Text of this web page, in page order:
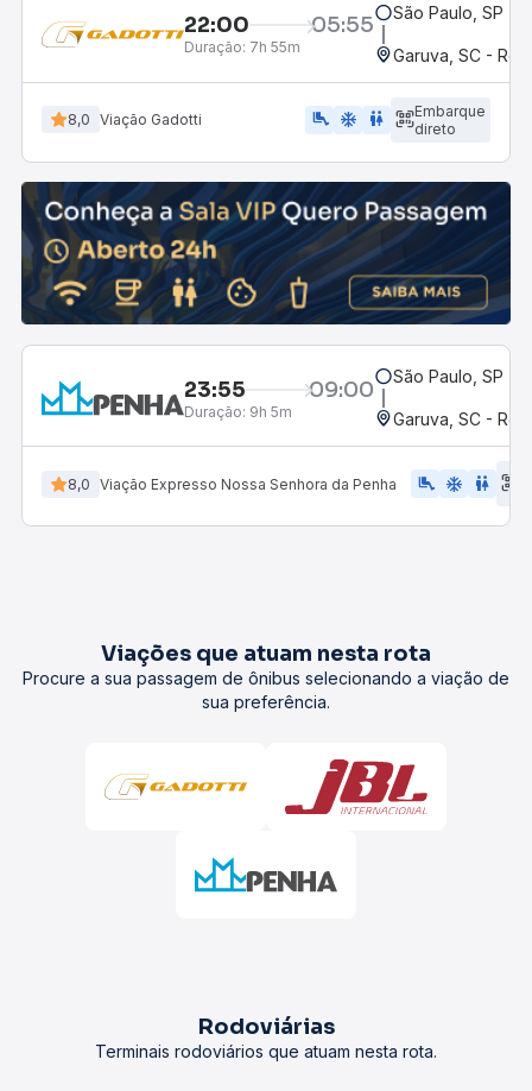
22:00 05:55
Duração: 7h 55m
São Paulo, SP -
Garuva, SC -
8,0 Viação Gadotti airline_seat_legroom_extra ac_unit wc
Embarque
direto
23:55 09:00
Duração: 9h 5m
São Paulo, SP -
Garuva, SC -
8,0 Viação Expresso Nossa Senhora da Penha airline_seat_legroom_extra ac_unit WC
Viações que atuam nesta rota
Procure a sua passagem de ônibus selecionando a viação de
sua preferência.
Rodoviárias
Terminais rodoviários que atuam nesta rota.